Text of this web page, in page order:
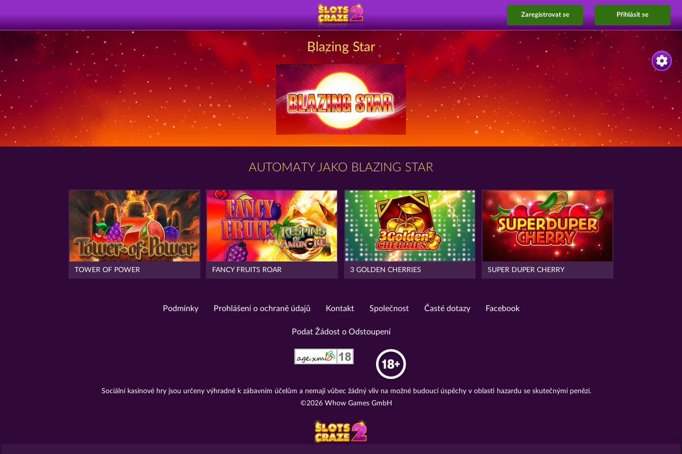
Zaregistrovat se Přihlásit se
Blazing Star
AUTOMATY JAKO BLAZING STAR
TOWER OF POWER FANCY FRUITS ROAR 3 GOLDEN CHERRIES SUPER DUPER CHERRY
Podmínky Prohlášení o ochraně údajů Kontakt Společnost Časté dotazy Facebook
Podat Žádost o Odstoupení
Sociální kasinové hry jsou určeny výhradně k zábavním účelům a nemají vůbec žádný vliv na možné budoucí úspěchy v oblasti hazardu se skutečnými penězi.
©2026 Whow Games GmbH